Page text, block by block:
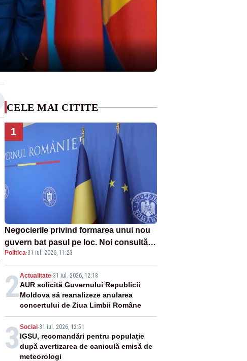
CELE MAI CITITE
1
Negocierile privind formarea unui nou
guvern bat pasul pe loc. Noi consultări
la Cotroceni, așteptate după mijlocul
lunii august -SURSE
Politica·31 iul. 2026, 11:23
2Actualitate-31 iul. 2026, 12:18
AUR solicită Guvernului Republicii
Moldova să reanalizeze anularea
concertului de Ziua Limbii Române
3 Social -31 iul. 2026, 12:51
IGSU, recomandări pentru populație
după avertizarea de caniculă emisă de
meteorologi